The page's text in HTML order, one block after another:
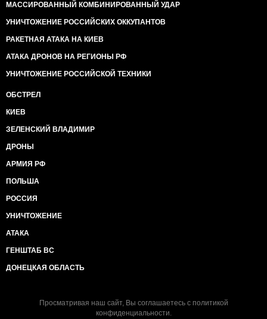
МАССИРОВАННЫЙ КОМБИНИРОВАННЫЙ УДАР
УНИЧТОЖЕНИЕ РОССИЙСКИХ ОККУПАНТОВ
РАКЕТНАЯ АТАКА НА КИЕВ
АТАКА ДРОНОВ НА РЕГИОНЫ РФ
УНИЧТОЖЕНИЕ РОССИЙСКОЙ ТЕХНИКИ
ОБСТРЕЛ
КИЕВ
ЗЕЛЕНСКИЙ ВЛАДИМИР
ДРОНЫ
АРМИЯ РФ
ПОЛЬША
РОССИЯ
УНИЧТОЖЕНИЕ
АТАКА
ГЕНШТАБ ВС
ДОНЕЦКАЯ ОБЛАСТЬ
Просматривая наш сайт, Вы соглашаетесь с политикой
конфиденциальности.